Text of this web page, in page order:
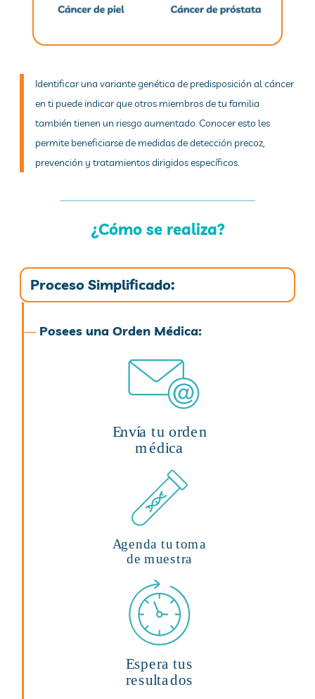
Identificar una variante genética de predisposición al cáncer
en ti puede indicar que otros miembros de tu familia
también tienen un riesgo aumentado. Conocer esto les
permite beneficiarse de medidas de detección precoz,
prevención y tratamientos dirigidos específicos.
¿Cómo se realiza?
Proceso Simplificado:
— Posees una Orden Médica: